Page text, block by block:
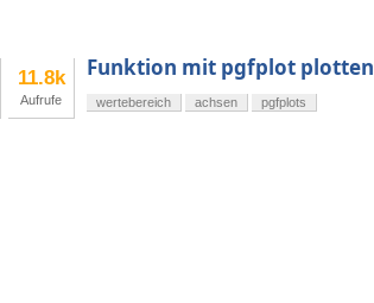
11.8k
Aufrufe
Funktion mit pgfplot plotten
wertebereich achsen pgfplots